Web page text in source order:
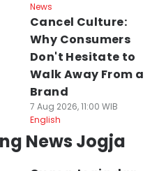
News
Cancel Culture:
Why Consumers
Don't Hesitate to
Walk Away From a
Brand
7 Aug 2026, 11:00 WIB
English
News Jogja